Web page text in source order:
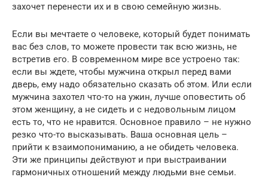
захочет перенести их и в свою семейную жизнь.
Если вы мечтаете о человеке, который будет понимать
вас без слов, то можете провести так всю жизнь, не
встретив его. В современном мире все устроено так:
если вы ждете, чтобы мужчина открыл перед вами
дверь, ему надо обязательно сказать об этом. Или если
мужчина захотел что-то на ужин, лучше оповестить об
этом женщину, а не сидеть и с недовольным лицом
есть то, что не нравится. Основное правило – не нужно
резко что-то высказывать. Ваша основная цель –
прийти к взаимопониманию, а не обидеть человека.
Эти же принципы действуют и при выстраивании
гармоничных отношений между людьми вне семьи.